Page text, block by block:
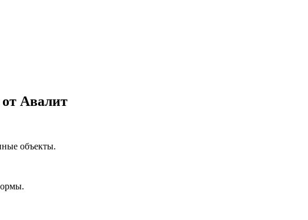
Авалит
объекты.